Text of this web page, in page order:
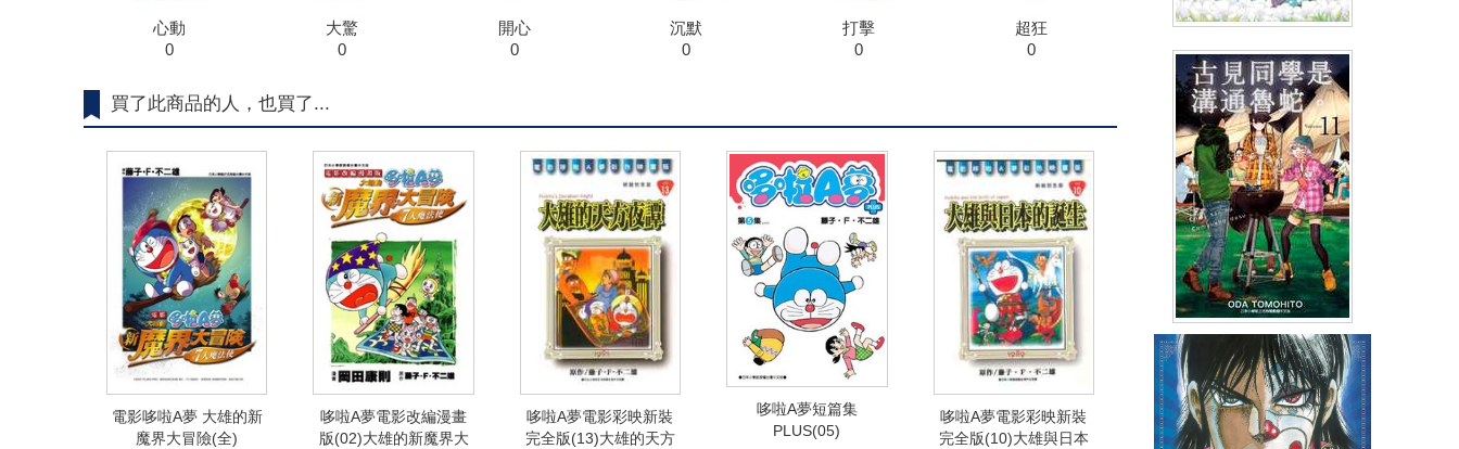
心動
0
大驚
0
開心
0
沉默
0
打擊
0
超狂
0
買了此商品的人，也買了...
電影哆啦A夢 大雄的新
魔界大冒險(全)
哆啦A夢電影改編漫畫
版(02)大雄的新魔界大
哆啦A夢電影彩映新裝
完全版(13)大雄的天方
哆啦A夢短篇集
PLUS(05)
哆啦A夢電影彩映新裝
完全版(10)大雄與日本
死靈羅曼史(01)
NT$99 91折 NT$90 (USD2.99)
古見同學是溝通魯蛇。(11)
NT$105 90折 NT$95 (USD3.15)